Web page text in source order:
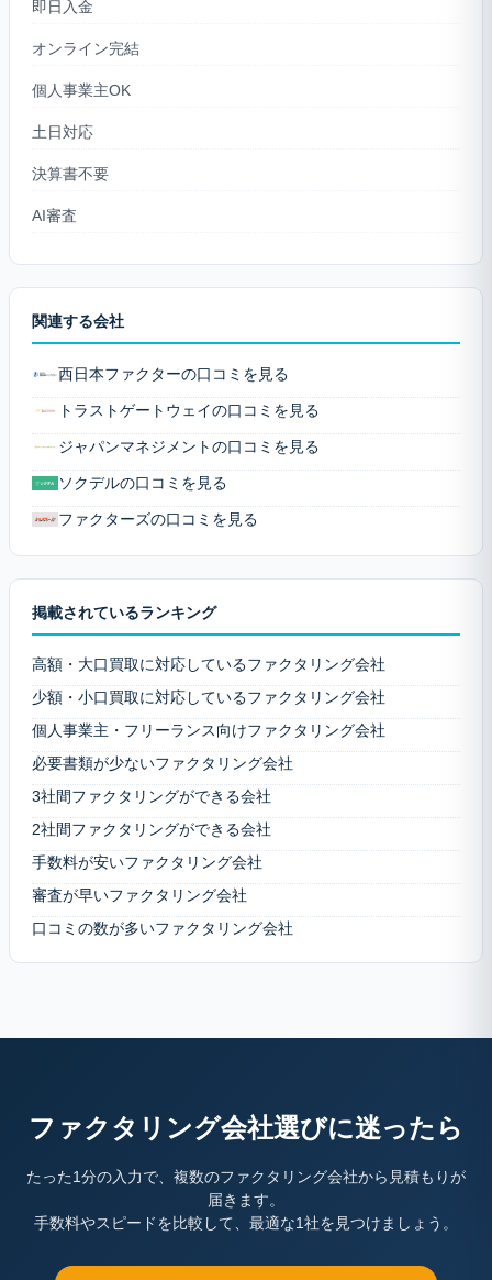
即日入金
オンライン完結
個人事業主OK
土日対応
決算書不要
AI審査
関連する会社
西日本ファクターの口コミを見る
トラストゲートウェイの口コミを見る
ジャパンマネジメントの口コミを見る
ソクデルの口コミを見る
ファクターズの口コミを見る
掲載されているランキング
高額・大口買取に対応しているファクタリング会社
少額・小口買取に対応しているファクタリング会社
個人事業主・フリーランス向けファクタリング会社
必要書類が少ないファクタリング会社
3社間ファクタリングができる会社
2社間ファクタリングができる会社
手数料が安いファクタリング会社
審査が早いファクタリング会社
口コミの数が多いファクタリング会社
ファクタリング会社選びに迷ったら
たった1分の入力で、複数のファクタリング会社から見積もりが
届きます。
手数料やスピードを比較して、最適な1社を見つけましょう。